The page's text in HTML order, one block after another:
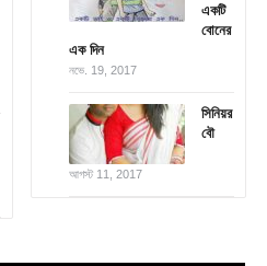
একটি
বোনের
এক দিন
নভে. 19, 2017
সিনিয়র
বৌ
আগস্ট 11, 2017